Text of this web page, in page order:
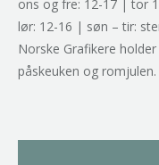
ons og fre: 12-17 | tor
lør: 12-16 | søn – tir:
Norske Grafikere
påskeuken og romjulen.